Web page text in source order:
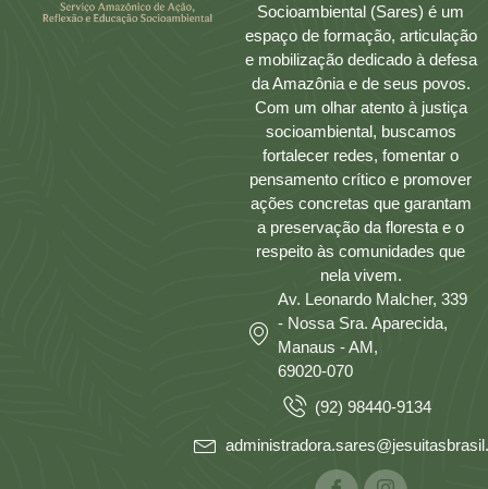
Socioambiental (Sares) é um
espaço de formação, articulação
e mobilização dedicado à defesa
da Amazônia e de seus povos.
Com um olhar atento à justiça
socioambiental, buscamos
fortalecer redes, fomentar o
pensamento crítico e promover
ações concretas que garantam
a preservação da floresta e o
respeito às comunidades que
nela vivem.
Av. Leonardo Malcher, 339
- Nossa Sra. Aparecida,
Manaus - AM,
69020-070
(92) 98440-9134